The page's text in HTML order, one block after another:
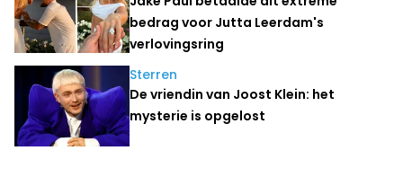
bedrag voor Jutta Leerdam's
verlovingsring
Sterren
De vriendin van Joost Klein: het
mysterie is opgelost